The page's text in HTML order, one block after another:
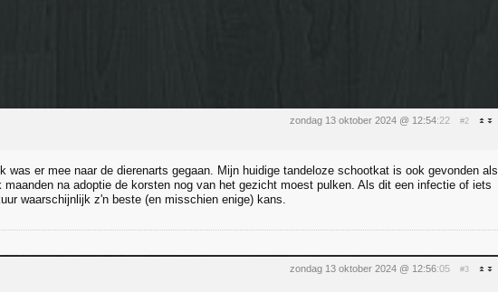
zondag 13 oktober 2024 @ 12:54:22 #2
was er mee naar de dierenarts gegaan. Mijn huidige tandeloze schootkat is ook gevonden als
na adoptie de korsten nog van het gezicht moest pulken. Als dit een infectie of iets
waarschijnlijk z'n beste (en misschien enige) kans.
zondag 13 oktober 2024 @ 12:56:05 #3